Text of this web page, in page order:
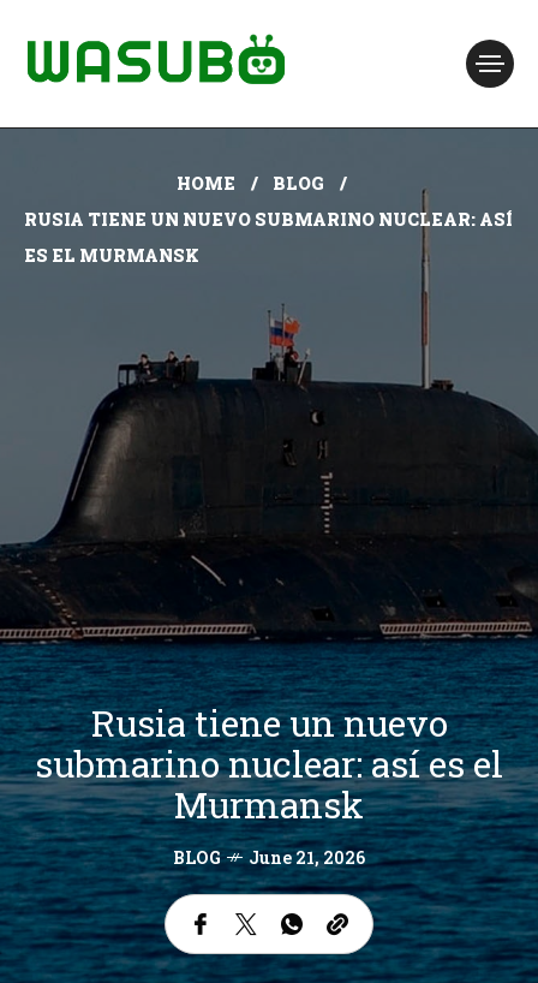
HOME
BLOG
RUSIA TIENE UN NUEVO SUBMARINO NUCLEAR: ASÍ
ES EL MURMANSK
Rusia tiene un nuevo
submarino nuclear: así es el
Murmansk
BLOG June 21, 2026